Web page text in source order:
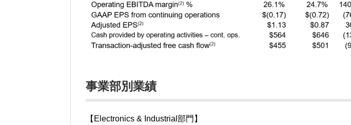
事業部別業績
【Electronics & Industrial部門】